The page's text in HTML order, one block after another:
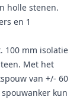
holle stenen.
en 1
100 mm isolatie
Met het
van +/- 60
kun